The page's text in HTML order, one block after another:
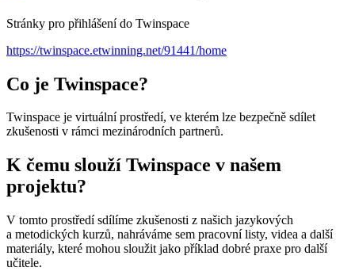
Stránky pro přihlášení do Twinspace
https://twinspace.etwinning.net/91441/home
Co je Twinspace?
Twinspace je virtuální prostředí, ve kterém lze bezpečně sdílet
zkušenosti v rámci mezinárodních partnerů.
K čemu slouží Twinspace v našem
projektu?
V tomto prostředí sdílíme zkušenosti z našich jazykových
a metodických kurzů, nahráváme sem pracovní listy, videa a další
materiály, které mohou sloužit jako příklad dobré praxe pro další
učitele.